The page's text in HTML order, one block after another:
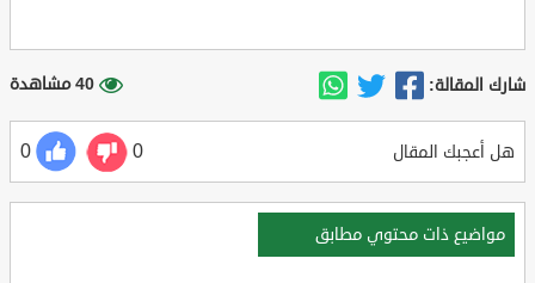
شارك المقالة: 40 مشاهدة
هل أعجبك المقال 0
0
مواضيع ذات محتوي مطابق